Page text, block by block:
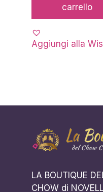
carrello
Aggiungi alla
LA BOUTIQUE
CHOW di